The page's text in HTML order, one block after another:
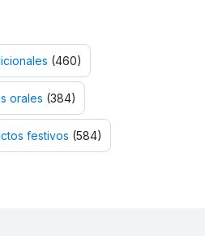
(460)
orales (384)
festivos (584)